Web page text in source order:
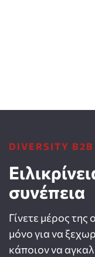
DIVERSITY B2B
συνέπεια
Γίνετε μέρος της
μόνο για να
κάποιον να